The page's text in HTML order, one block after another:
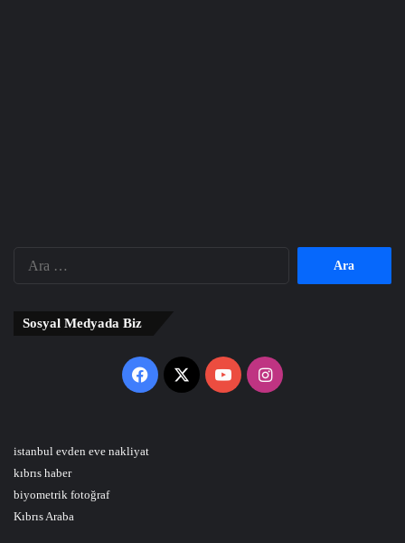
Sosyal Medyada Biz
Facebook
X YouTubeInstagram
istanbul evden eve nakliyat
kıbrıs haber
biyometrik fotoğraf
Kıbrıs Araba